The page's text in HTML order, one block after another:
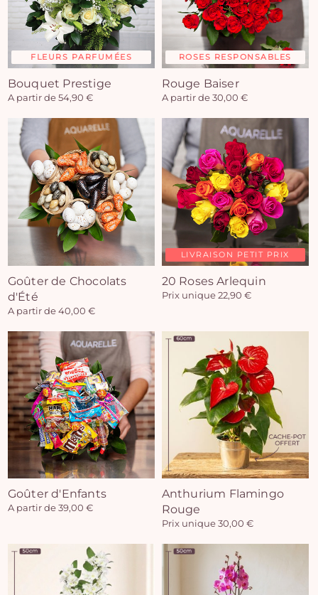
FLEURS PARFUMÉES
Bouquet Prestige
A partir de 54,90 €
ROSES RESPONSABLES
Rouge Baiser
A partir de 30,00 €
Goûter de Chocolats
d'Été
A partir de 40,00 €
LIVRAISON PETIT PRIX
20 Roses Arlequin
Prix unique 22,90 €
Goûter d'Enfants
A partir de 39,00 €
Anthurium Flamingo
Rouge
Prix unique 30,00 €